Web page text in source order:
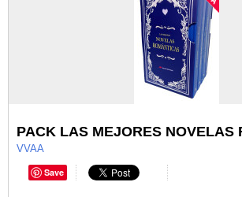
PACK LAS MEJORES NOVELAS
VVAA
Save